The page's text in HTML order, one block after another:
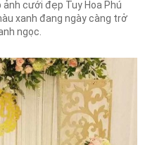
cưới đẹp Tuy Hoa Phú
xanh đang ngày càng trở
ngọc.